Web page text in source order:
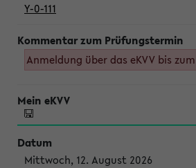
Y-0-111
Anmeldung über das eKVV bis
Mittwoch, 12. August 2026